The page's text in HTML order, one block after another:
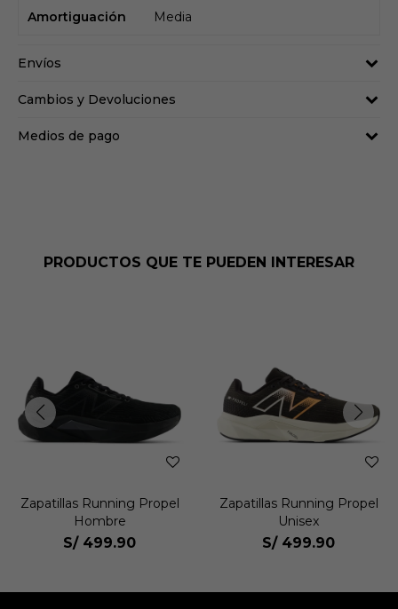
Envíos
Cambios y Devoluciones
Medios de pago
Amortiguación Media
PRODUCTOS QUE TE PUEDEN INTERESAR
Zapatillas Running Propel
Hombre
S/ 499.90
Zapatillas Running Propel
Unisex
S/ 499.90